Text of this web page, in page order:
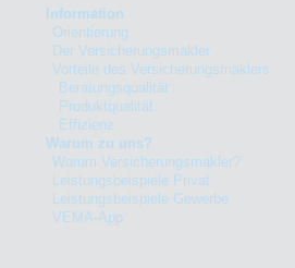
Information
Orientierung
Der Versicherungsmakler
Vorteile des Versicherungsmaklers
Beratungsqualität
Produktqualität
Effizienz
Warum zu uns?
Warum Versicherungsmakler?
Leistungsbeispiele Privat
Leistungsbeispiele Gewerbe
VEMA-App